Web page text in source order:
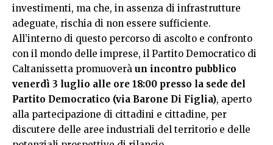
investimenti, ma che, in assenza di infrastrutture
adeguate, rischia di non essere sufficiente.
All’interno di questo percorso di ascolto e confronto
con il mondo delle imprese, il Partito Democratico di
Caltanissetta promuoverà un incontro pubblico
venerdì 3 luglio alle ore 18:00 presso la sede del
Partito Democratico (via Barone Di Figlia), aperto
alla partecipazione di cittadini e cittadine, per
discutere delle aree industriali del territorio e delle